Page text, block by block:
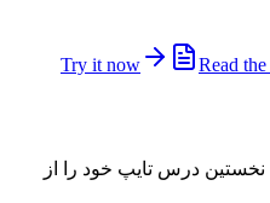
Try it now Read
درس تایپ خود را از